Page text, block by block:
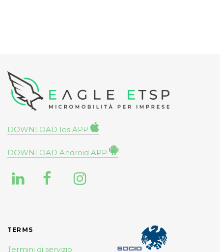
DOWNLOAD Ios APP
DOWNLOAD Android APP
TERMS
Termini di servizio